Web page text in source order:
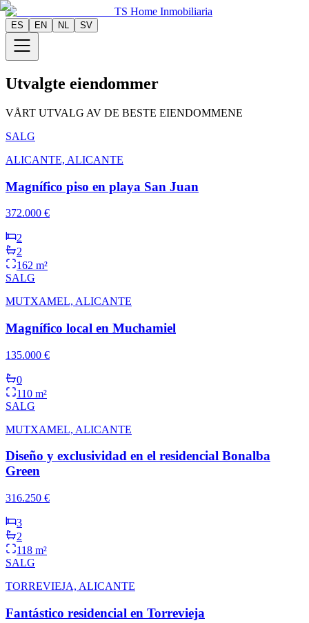
TS Home Inmobiliaria
ES EN NL SV
Utvalgte eiendommer
VÅRT UTVALG AV DE BESTE EIENDOMMENE
SALG
ALICANTE, ALICANTE
Magnífico piso en playa San Juan
372.000 €
2
2
162 m²
SALG
MUTXAMEL, ALICANTE
Magnífico local en Muchamiel
135.000 €
0
110 m²
SALG
MUTXAMEL, ALICANTE
Diseño y exclusividad en el residencial Bonalba
Green
316.250 €
3
2
118 m²
SALG
TORREVIEJA, ALICANTE
Fantástico residencial en Torrevieja